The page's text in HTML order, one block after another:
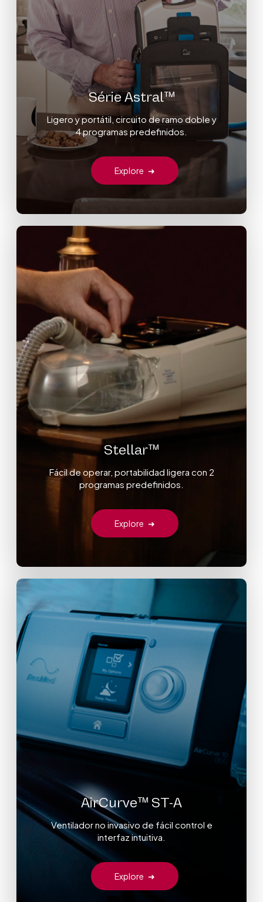
Série Astral™
Ligero y portátil, circuito de ramo doble y
4 programas predefinidos.
Explore ➜
Stellar™
Fácil de operar, portabilidad ligera con 2
programas predefinidos.
Explore ➜
AirCurve™ ST-A
Ventilador no invasivo de fácil control e
interfaz intuitiva.
Explore ➜